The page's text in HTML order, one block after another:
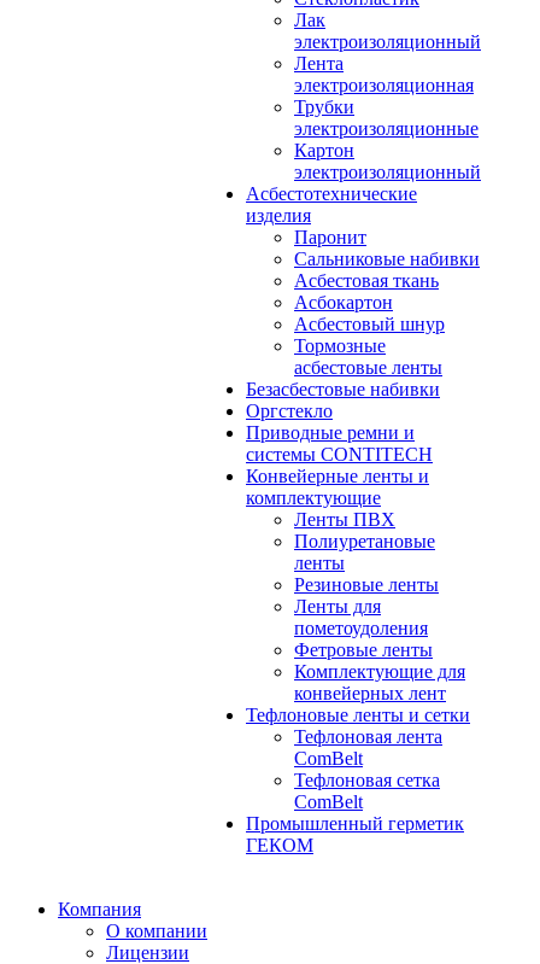
Лак
электроизоляционный
Лента
электроизоляционная
Трубки
электроизоляционные
Картон
электроизоляционный
Асбестотехнические
изделия
Паронит
Сальниковые набивки
Асбестовая ткань
Асбокартон
Асбестовый шнур
Тормозные
асбестовые ленты
Безасбестовые набивки
Оргстекло
Приводные ремни и
системы CONTITECH
Конвейерные ленты и
комплектующие
Ленты ПВХ
Полиуретановые
ленты
Резиновые ленты
Ленты для
пометоудоления
Фетровые ленты
Комплектующие для
конвейерных лент
Тефлоновые ленты и сетки
Тефлоновая лента
ComBelt
Тефлоновая сетка
ComBelt
Промышленный герметик
ГЕКОМ
Компания
О компании
Лицензии